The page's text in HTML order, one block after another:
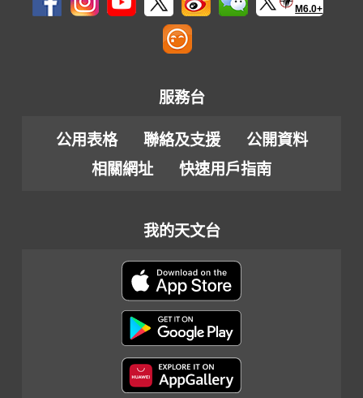
M6.0+
服務台
公用表格 聯絡及支援
公開資料
相關網址
快速用戶指南
我的天文台